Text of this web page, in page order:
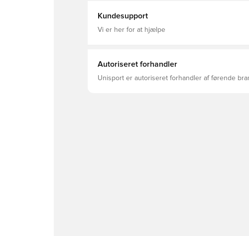
Kundesupport
Vi er her for at hjælpe
Autoriseret forhandler
Unisport er autoriseret forhandler af førende